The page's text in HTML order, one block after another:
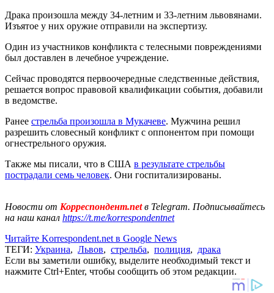
Драка произошла между 34-летним и 33-летним львовянами.
Изъятое у них оружие отправили на экспертизу.
Один из участников конфликта с телесными повреждениями
был доставлен в лечебное учреждение.
Сейчас проводятся первоочередные следственные действия,
решается вопрос правовой квалификации события, добавили
в ведомстве.
Ранее стрельба произошла в Мукачеве. Мужчина решил
разрешить словесный конфликт с оппонентом при помощи
огнестрельного оружия.
Также мы писали, что в США в результате стрельбы
пострадали семь человек. Они госпитализированы.
Новости от Корреспондент.netв Telegram. Подписывайтесь
на наш канал https://t.me/korrespondentnet
Читайте Korrespondent.net в Google News
ТЕГИ: Украина, Львов, стрельба, полиция, драка
Если вы заметили ошибку, выделите необходимый текст и
нажмите Ctrl+Enter, чтобы сообщить об этом редакции.